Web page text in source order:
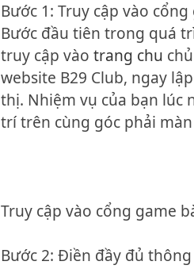
Bước 1: Truy cập vào
Bước đầu tiên trong quá
truy cập vào trang chu
website B29 Club, ngay
thị. Nhiệm vụ của bạn lúc
trí trên cùng góc phải
Truy cập vào cổng game
Bước 2: Điền đầy đủ